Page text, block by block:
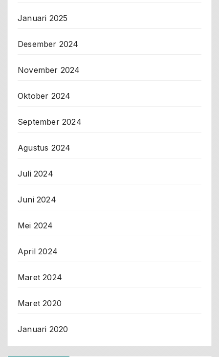
Januari 2025
Desember 2024
November 2024
Oktober 2024
September 2024
Agustus 2024
Juli 2024
Juni 2024
Mei 2024
April 2024
Maret 2024
Maret 2020
Januari 2020